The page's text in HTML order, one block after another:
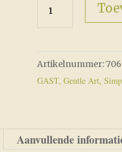
Shower
Artikelnummer:
GAST, Gentle Art,
Aanvullende